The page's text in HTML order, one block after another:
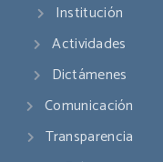
Institución
Actividades
Dictámenes
Comunicación
Transparencia